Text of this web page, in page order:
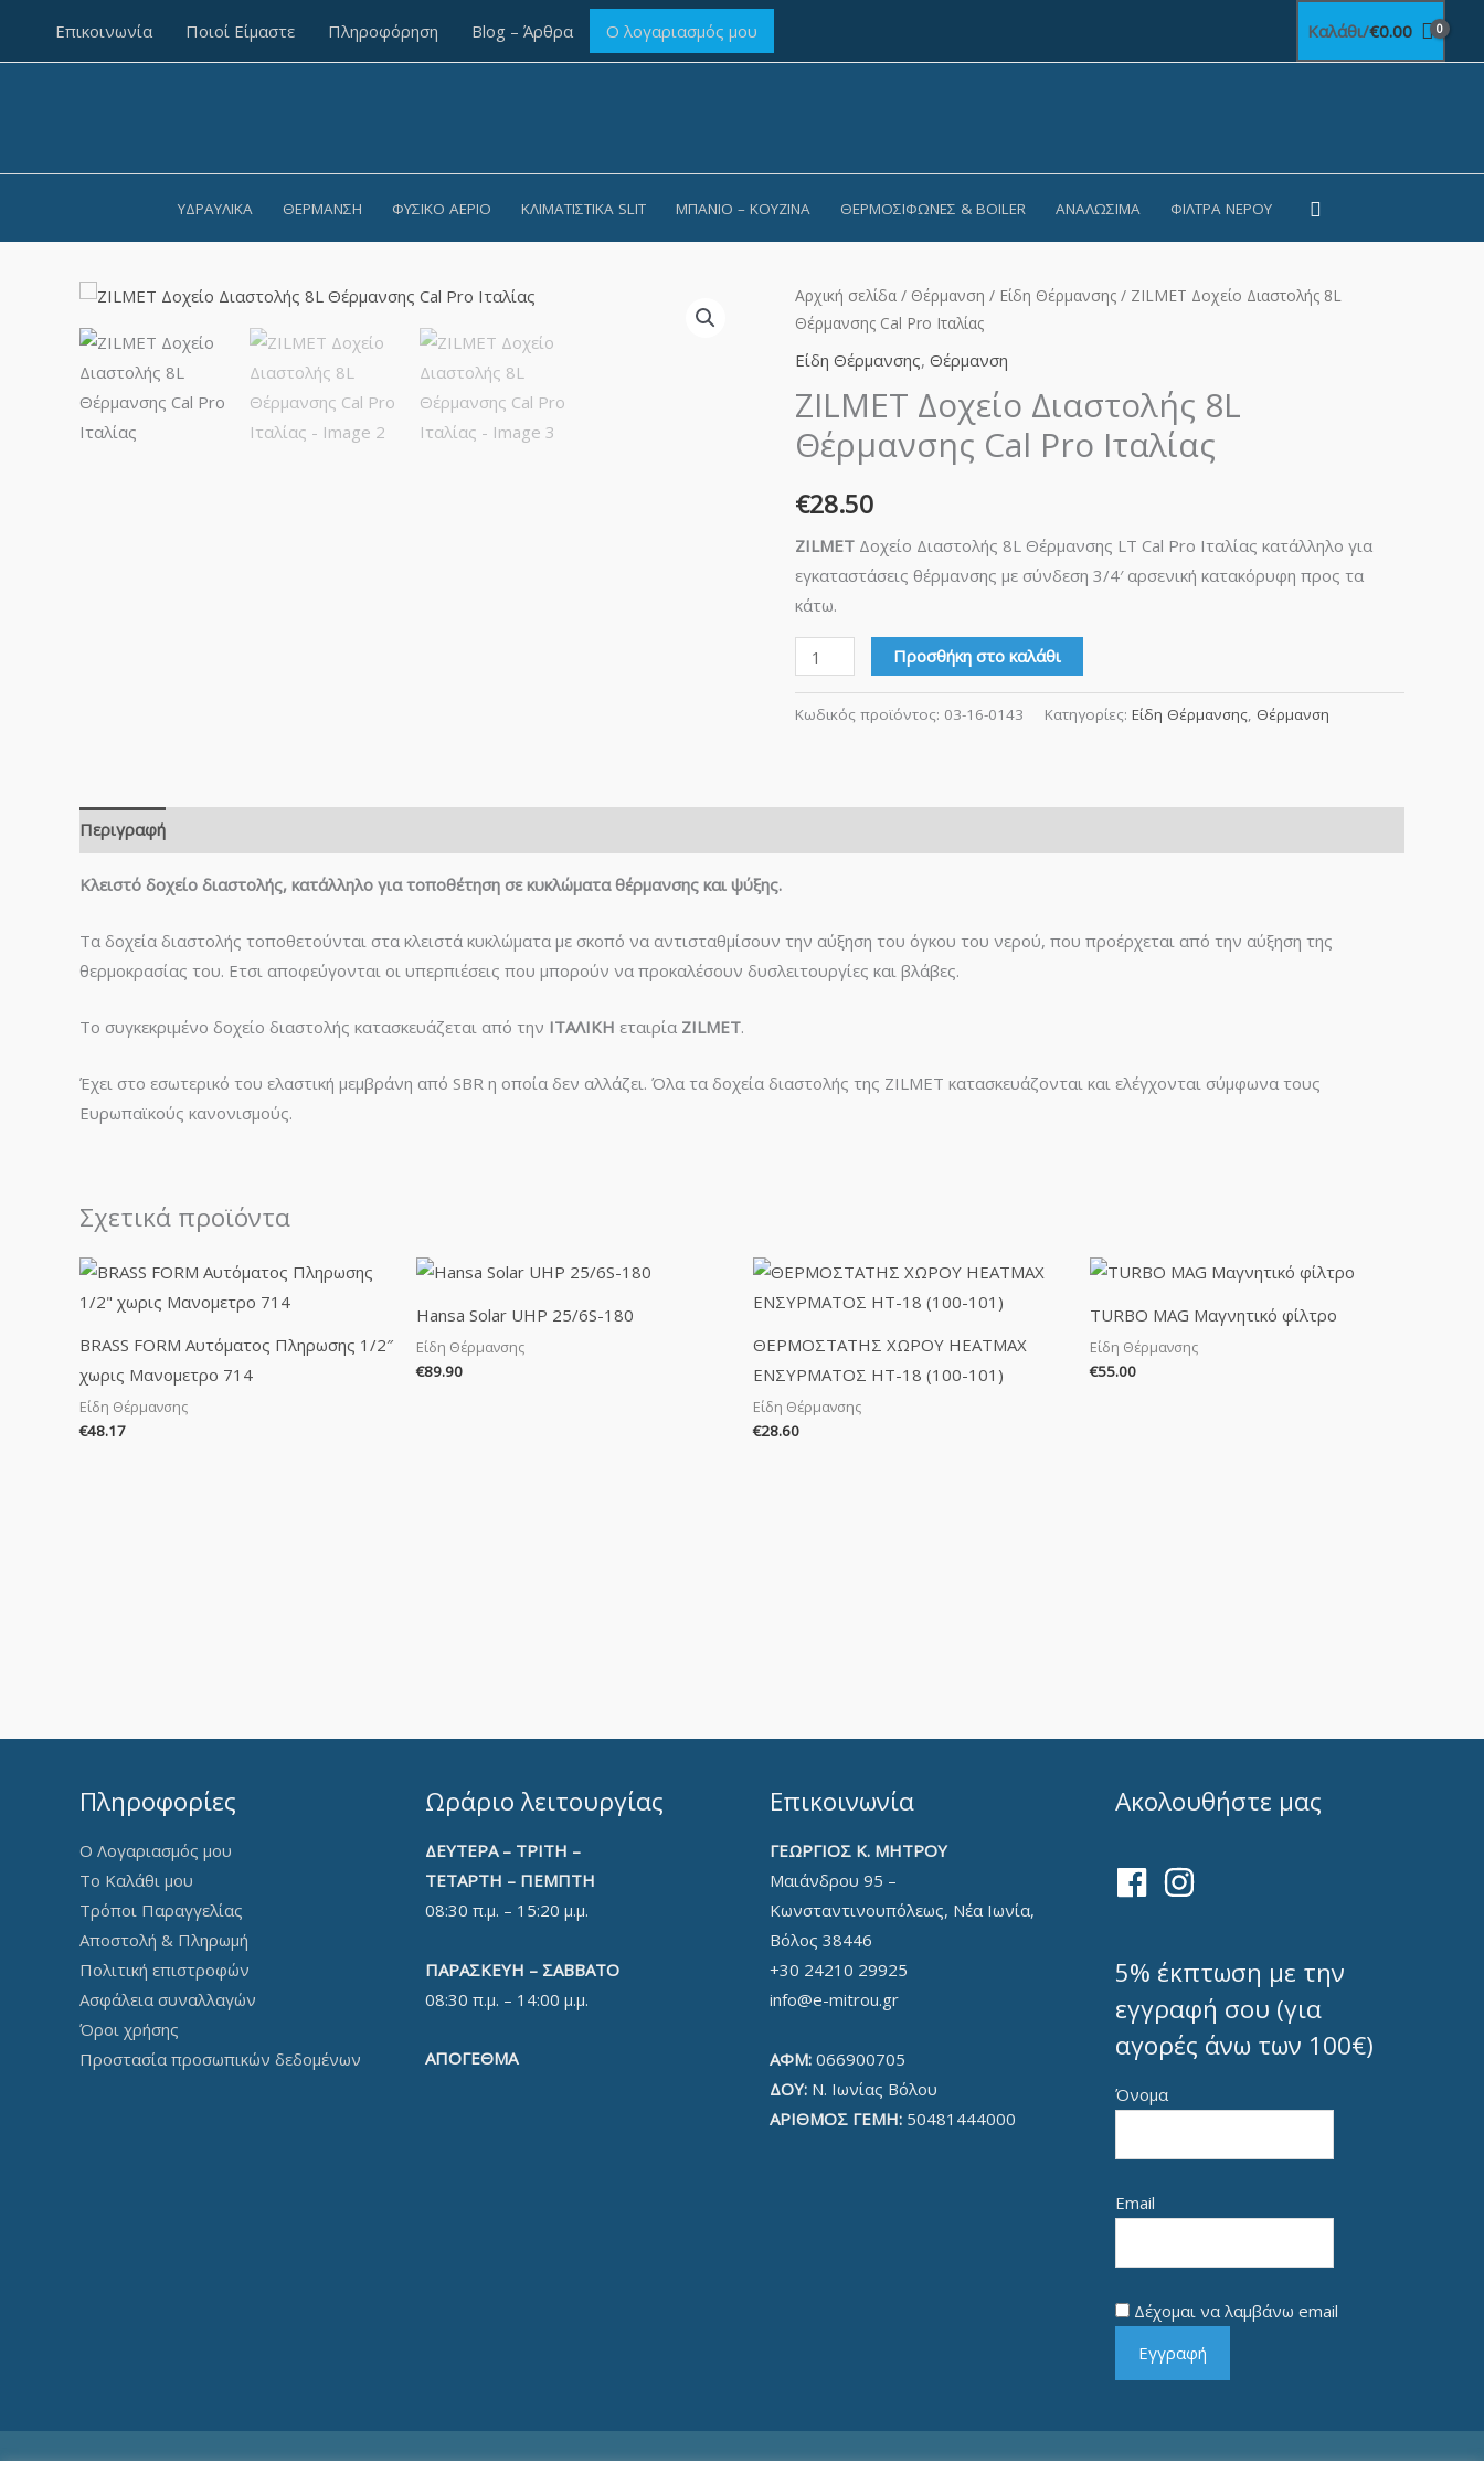
Επικοινωνία Ποιοί Είμαστε Πληροφόρηση Blog – Άρθρα Ο λογαριασμός μου Καλάθι/€0.00
ΥΔΡΑΥΛΙΚΆ ΘΈΡΜΑΝΣΗ ΦΥΣΙΚΌ ΑΈΡΙΟ ΚΛΙΜΑΤΙΣΤΙΚΆ SLIT ΜΠΆΝΙΟ – ΚΟΥΖΊΝΑ ΘΕΡΜΟΣΊΦΩΝΕΣ & BOILER ΑΝΑΛΏΣΙΜΑ ΦΊΛΤΡΑ ΝΕΡΟΎ Αναζήτηση
Αρχική σελίδα / Θέρμανση / Είδη Θέρμανσης / ZILMET Δοχείο Διαστολής 8L
Θέρμανσης Cal Pro Ιταλίας
Είδη Θέρμανσης, Θέρμανση
ZILMET Δοχείο Διαστολής 8L
Θέρμανσης Cal Pro Ιταλίας
€28.50
ZILMET Δοχείο Διαστολής 8L Θέρμανσης LT Cal Pro Ιταλίας κατάλληλο για
εγκαταστάσεις θέρμανσης με σύνδεση 3/4′ αρσενική κατακόρυφη προς τα
κάτω.
ZILMET
Δοχείο
Διαστολής
Θέρμανσης
Cal
Ιταλίας
Προσθήκη στο καλάθι
Κωδικός προϊόντος: 03-16-0143 Κατηγορίες: Είδη Θέρμανσης, Θέρμανση
Περιγραφή
Κλειστό δοχείο διαστολής, κατάλληλο για τοποθέτηση σε κυκλώματα θέρμανσης και ψύξης.
Τα δοχεία διαστολής τοποθετούνται στα κλειστά κυκλώματα με σκοπό να αντισταθμίσουν την αύξηση του όγκου του νερού, που προέρχεται από την αύξηση της
θερμοκρασίας του. Ετσι αποφεύγονται οι υπερπιέσεις που μπορούν να προκαλέσουν δυσλειτουργίες και βλάβες.
Το συγκεκριμένο δοχείο διαστολής κατασκευάζεται από την ΙΤΑΛΙΚΗ εταιρία ZILMET.
Έχει στο εσωτερικό του ελαστική μεμβράνη από SBR η οποία δεν αλλάζει. Όλα τα δοχεία διαστολής της ZILMET κατασκευάζονται και ελέγχονται σύμφωνα τους
Ευρωπαϊκούς κανονισμούς.
Σχετικά προϊόντα
BRASS FORM Αυτόματος Πληρωσης 1/2″
χωρις Μανομετρο 714
Είδη Θέρμανσης
€48.17
Hansa Solar UHP 25/6S-180
Είδη Θέρμανσης
€89.90
ΘΕΡΜΟΣΤΑΤΗΣ ΧΩΡΟΥ ΗΕΑΤΜΑΧ
ΕΝΣΥΡΜΑΤΟΣ HT-18 (100-101)
Είδη Θέρμανσης
€28.60
TURBO MAG Μαγνητικό φίλτρο
Είδη Θέρμανσης
€55.00
Πληροφορίες
Ο Λογαριασμός μου
Το Καλάθι μου
Τρόποι Παραγγελίας
Αποστολή & Πληρωμή
Πολιτική επιστροφών
Ασφάλεια συναλλαγών
Όροι χρήσης
Προστασία προσωπικών δεδομένων
Ωράριο λειτουργίας
ΔΕΥΤΕΡΑ – ΤΡΙΤΗ –
ΤΕΤΑΡΤΗ – ΠΕΜΠΤΗ
08:30 π.μ. – 15:20 μ.μ.
ΠΑΡΑΣΚΕΥΗ – ΣΑΒΒΑΤΟ
08:30 π.μ. – 14:00 μ.μ.
ΑΠΟΓΕΘΜΑ
Επικοινωνία
ΓΕΩΡΓΙΟΣ Κ. ΜΗΤΡΟΥ
Μαιάνδρου 95 –
Κωνσταντινουπόλεως, Νέα Ιωνία,
Βόλος 38446
+30 24210 29925
info@e-mitrou.gr
ΑΦΜ: 066900705
ΔΟΥ: Ν. Ιωνίας Βόλου
ΑΡΙΘΜΟΣ ΓΕΜΗ: 50481444000
Ακολουθήστε μας
5% έκπτωση με την
εγγραφή σου (για
αγορές άνω των 100€)
Όνομα
Email
Δέχομαι να λαμβάνω email
Εγγραφή
Copyright © 2026 Γεώργιος Κ. Μήτρου